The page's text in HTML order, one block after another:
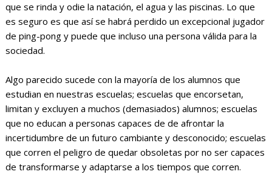
que se rinda y odie la natación, el agua y las piscinas. Lo que
es seguro es que así se habrá perdido un excepcional jugador
de ping-pong y puede que incluso una persona válida para la
sociedad.
Algo parecido sucede con la mayoría de los alumnos que
estudian en nuestras escuelas; escuelas que encorsetan,
limitan y excluyen a muchos (demasiados) alumnos; escuelas
que no educan a personas capaces de de afrontar la
incertidumbre de un futuro cambiante y desconocido; escuelas
que corren el peligro de quedar obsoletas por no ser capaces
de transformarse y adaptarse a los tiempos que corren.